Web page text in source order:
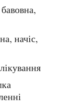
начіс,